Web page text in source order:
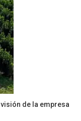
de la empresa